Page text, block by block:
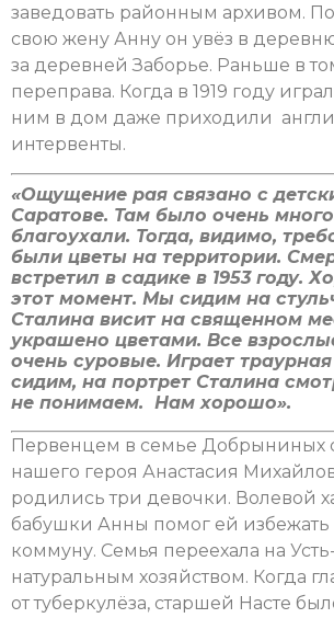
заведовать районным архивом.
свою жену Анну он увёз в
за деревней Заборье. Раньше в
переправа. Когда в 1919 году
ним в дом даже приходили
интервенты.
«Ощущение рая связано с
Саратове. Там было очень
благоухали. Тогда, видимо,
были цветы на территории.
встретил в садике в 1953 году.
этот момент. Мы сидим на
Сталина висит на священном
украшено цветами. Все
очень суровые. Играет
сидим, на портрет Сталина
не понимаем. Нам хорошо».
Первенцем в семье Добрыниных
нашего героя Анастасия
родились три девочки. Волевой
бабушки Анны помог ей избежать
коммуну. Семья переехала на
натуральным хозяйством. Когда
от туберкулёза, старшей Насте